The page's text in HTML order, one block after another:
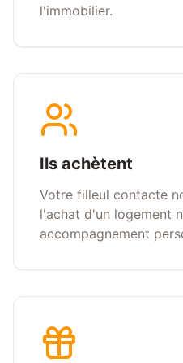
l'immobilier.
Ils achètent
Votre filleul contacte
l'achat d'un logement
accompagnement